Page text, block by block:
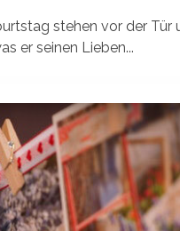
stehen vor der Tür
er seinen Lieben...